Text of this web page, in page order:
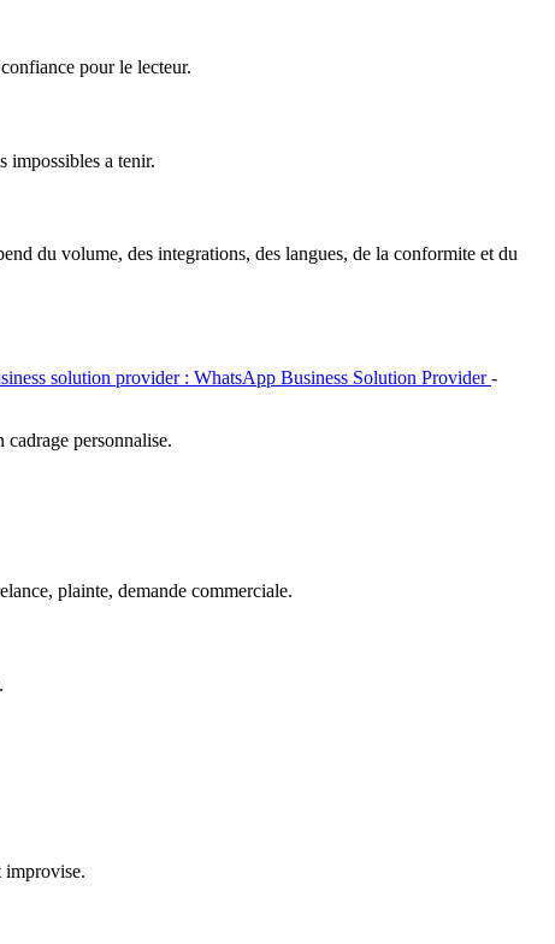
pour le lecteur.
impossibles a tenir.
du volume, des integrations, des langues, de la conformite et du
solution provider : WhatsApp Business Solution Provider-
personnalise.
plainte, demande commerciale.
improvise.